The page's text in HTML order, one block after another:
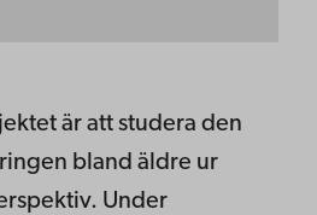
är att studera den
bland äldre ur
Under